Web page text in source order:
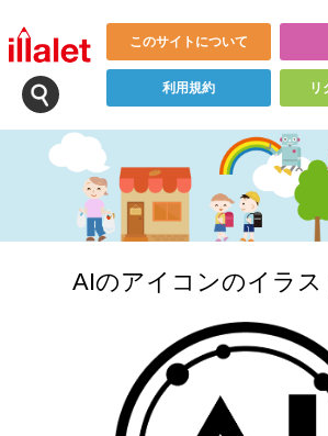
このサイトについて
利用規約 リ
AIのアイコンのイラス